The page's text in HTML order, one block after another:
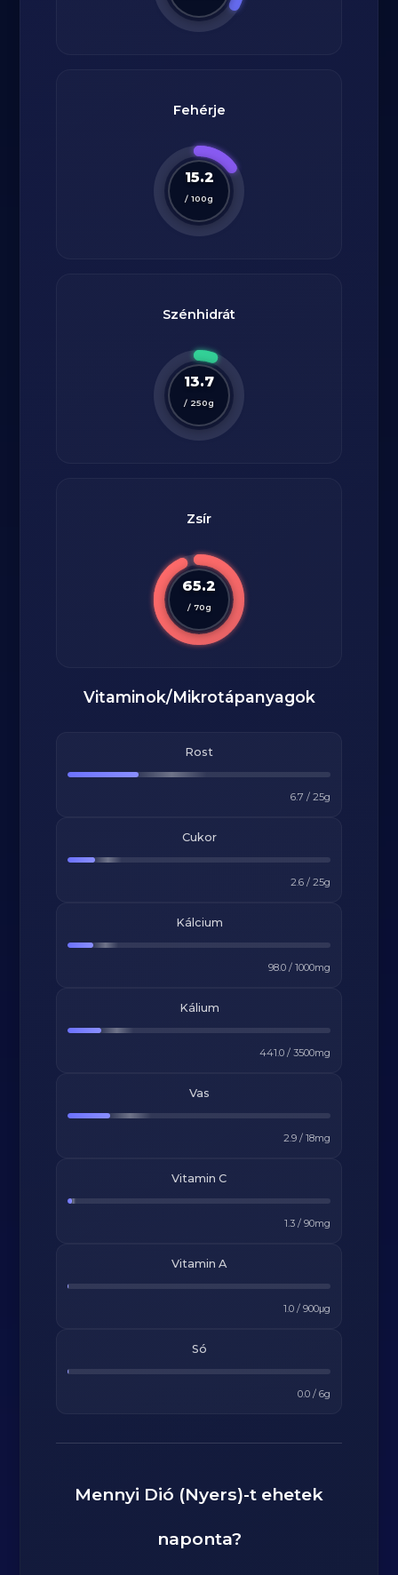
Fehérje
15.2
/ 100g
Szénhidrát
13.7
/ 250g
Zsír
65.2
/ 70g
Vitaminok/Mikrotápanyagok
Rost
6.7 / 25g
Cukor
2.6/ 25g
Kálcium
98.0/ 1000mg
Kálium
441.0/ 3500mg
Vas
2.9/ 18mg
Vitamin C
1.3/ 90mg
Vitamin A
1.0/ 900μg
Só
0.0/ 6g
Mennyi Dió (Nyers)-t ehetek
naponta?